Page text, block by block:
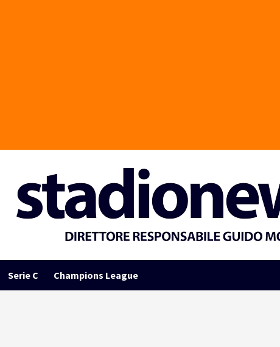
Serie C Champions League